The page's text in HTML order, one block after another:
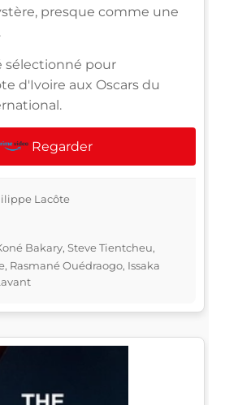
presque comme une
sélectionné pour
d'Ivoire aux Oscars du
Regarder
Lacôte
Bakary, Steve Tientcheu,
Rasmané Ouédraogo, Issaka